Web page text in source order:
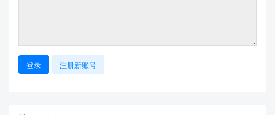
登录 注册新账号